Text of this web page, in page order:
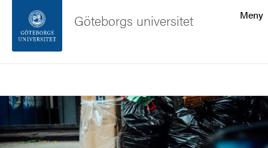
Sidfoten
Om webbplatsen
Meny
Göteborgs universitet
Bild